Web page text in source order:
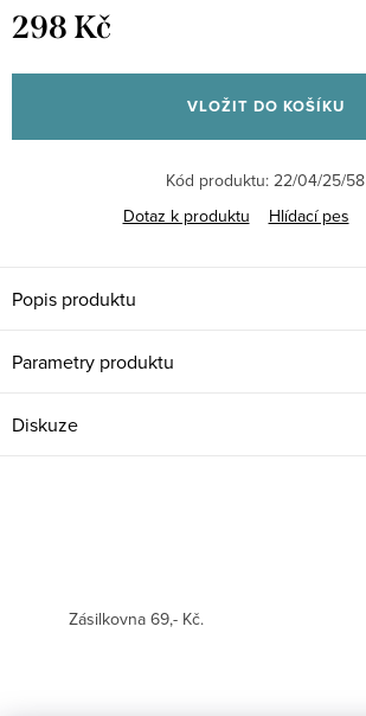
298 Kč
cena:
VLOŽIT DO KOŠÍKU
Kód produktu: 22/04/25/58
Dotaz k produktu
Hlídací pes
Popis produktu
Parametry produktu
Diskuze
Zásilkovna 69,- Kč.